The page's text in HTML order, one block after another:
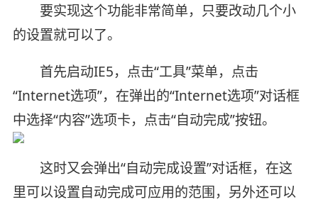
要实现这个功能非常简单，只要改动几个小
的设置就可以了。
首先启动IE5，点击“工具”菜单，点击
“Internet选项”，在弹出的“Internet选项”对话框
中选择“内容”选项卡，点击“自动完成”按钮。
这时又会弹出“自动完成设置”对话框，在这
里可以设置自动完成可应用的范围，另外还可以